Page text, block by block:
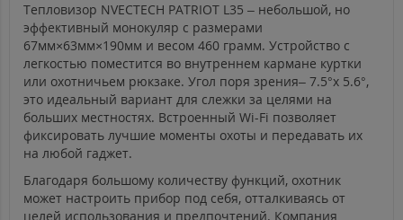
Тепловизор NVECTECH PATRIOT L35 – небольшой, но
эффективный монокуляр с размерами
67мм×63мм×190мм и весом 460 грамм. Устройство с
легкостью поместится во внутреннем кармане куртки
или охотничьем рюкзаке. Угол поря зрения– 7.5°x 5.6°,
это идеальный вариант для слежки за целями на
больших местностях. Встроенный Wi-Fi позволяет
фиксировать лучшие моменты охоты и передавать их
на любой гаджет.
Благодаря большому количеству функций, охотник
может настроить прибор под себя, отталкиваясь от
целей использования и предпочтений. Компания